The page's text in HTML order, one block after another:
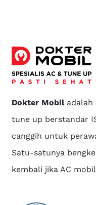
Dokter Mobiladalah
tune up berstandar
canggih untuk
Satu-satunya
kembali jika AC